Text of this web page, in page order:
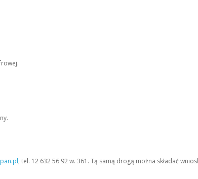
, tel. 12 632 56 92 w. 361. Tą samą drogą można składać